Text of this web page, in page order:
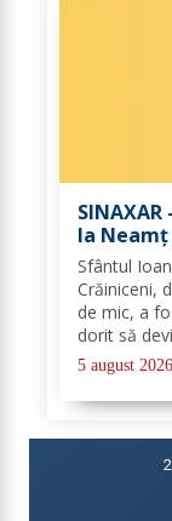
la Neamţ
Sfântul
Crăiniceni,
de mic, a
dorit să
ani, și-a
aprilie
5 august 2026